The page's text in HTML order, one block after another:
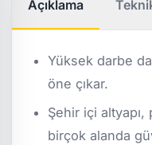
Açıklama
Yüksek darbe
öne çıkar.
Şehir içi altyapı,
birçok alanda